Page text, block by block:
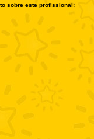
sobre este profissional: